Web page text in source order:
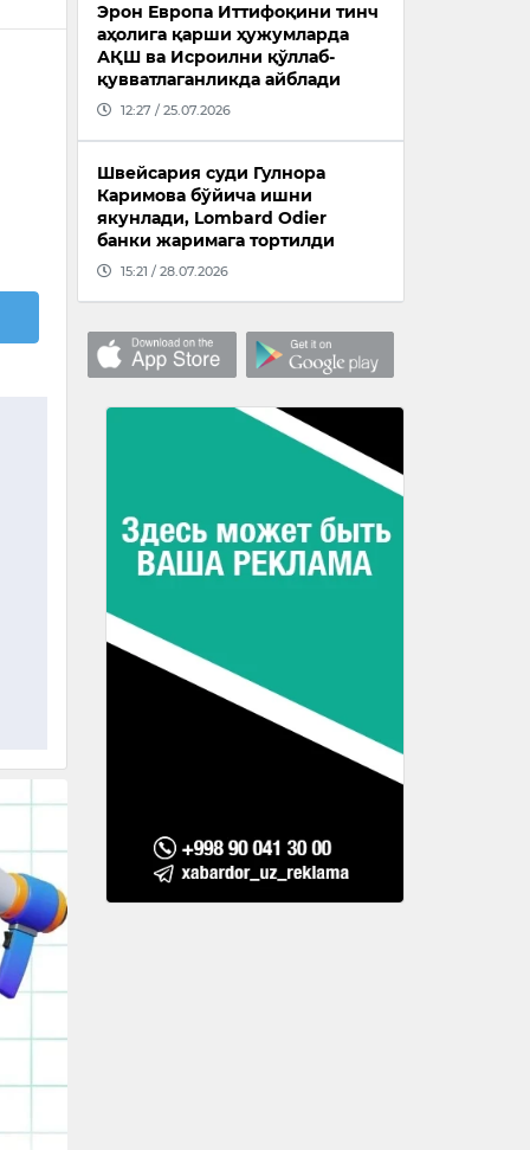
Эрон Европа Иттифоқини тинч
аҳолига қарши ҳужумларда
АҚШ ва Исроилни қўллаб-
қувватлаганликда айблади
12:27 / 25.07.2026
Швейсария суди Гулнора
Каримова бўйича ишни
якунлади, Lombard Odier
банки жаримага тортилди
15:21 / 28.07.2026